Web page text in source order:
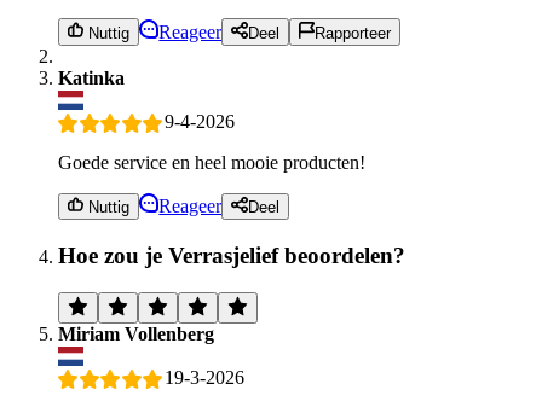
Nuttig Reageer Deel Rapporteer
Katinka
9-4-2026
Goede service en heel mooie producten!
Nuttig Reageer Deel
Hoe zou je Verrasjelief beoordelen?
Miriam Vollenberg
19-3-2026